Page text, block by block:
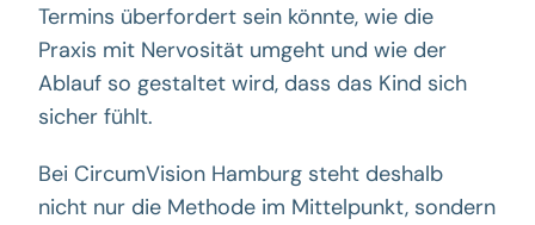
Termins überfordert sein könnte, wie die
Praxis mit Nervosität umgeht und wie der
Ablauf so gestaltet wird, dass das Kind sich
sicher fühlt.
Bei CircumVision Hamburg steht deshalb
nicht nur die Methode im Mittelpunkt, sondern